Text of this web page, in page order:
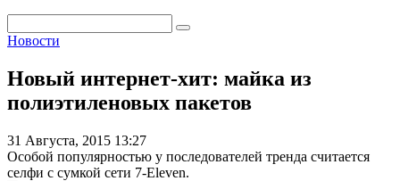
Новости
Новый интернет-хит: майка из
полиэтиленовых пакетов
31 Августа, 2015 13:27
Особой популярностью у последователей тренда считается
селфи с сумкой сети 7-Eleven.